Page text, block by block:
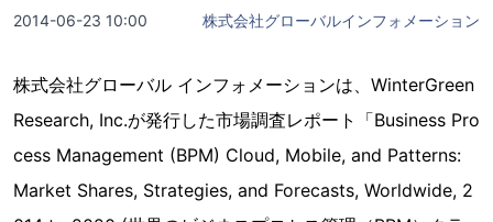
2014-06-23 10:00 株式会社グローバルインフォメーション
株式会社グローバル インフォメーションは、WinterGreen
Research, Inc.が発行した市場調査レポート「Business Pro
cess Management (BPM) Cloud, Mobile, and Patterns:
Market Shares, Strategies, and Forecasts, Worldwide, 2